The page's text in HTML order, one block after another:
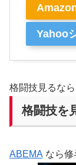
Yahoo
格闘技見るなら
格闘技を
ABEMA なら